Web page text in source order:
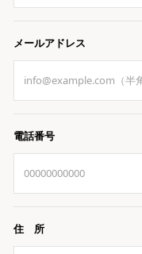
メールアドレス
電話番号
住 所